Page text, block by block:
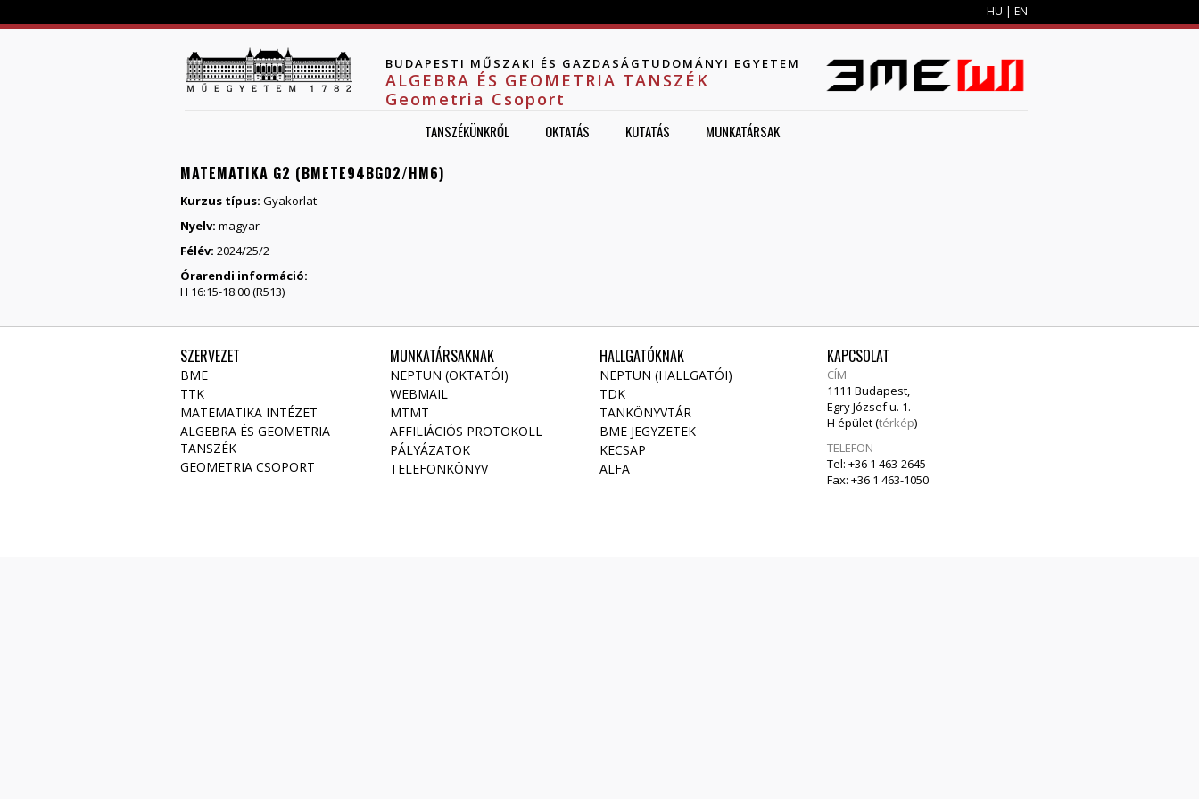
HU | EN
BUDAPESTI MŰSZAKI ÉS GAZDASÁGTUDOMÁNYI EGYETEM
ALGEBRA ÉS GEOMETRIA TANSZÉK
Geometria Csoport
TANSZÉKÜNKRŐL OKTATÁS KUTATÁS MUNKATÁRSAK
MATEMATIKA G2 (BMETE94BG02/HM6)
Kurzus típus: Gyakorlat
Nyelv: magyar
Félév: 2024/25/2
Órarendi információ:
H 16:15-18:00 (R513)
SZERVEZET
BME
TTK
MATEMATIKA INTÉZET
ALGEBRA ÉS GEOMETRIA
TANSZÉK
GEOMETRIA CSOPORT
MUNKATÁRSAKNAK
NEPTUN (OKTATÓI)
WEBMAIL
MTMT
AFFILIÁCIÓS PROTOKOLL
PÁLYÁZATOK
TELEFONKÖNYV
HALLGATÓKNAK
NEPTUN (HALLGATÓI)
TDK
TANKÖNYVTÁR
BME JEGYZETEK
KECSAP
ALFA
KAPCSOLAT
CÍM
1111 Budapest,
Egry József u. 1.
H épület (térkép)
TELEFON
Tel: +36 1 463-2645
Fax: +36 1 463-1050